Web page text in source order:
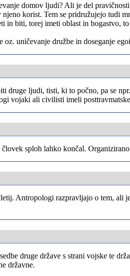
domov ljudi? Ali je del
korist. Tem se pridružujejo tudi
in biti, torej imeti oblast in bogastvo,
uničevanje družbe in doseganje
ljudi, tisti, ki to počno, pa se
vojaki ali civilisti imeli
sploh lahko končal.
Antropologi razpravljajo o tem,
druge države s strani vojske te
državne.